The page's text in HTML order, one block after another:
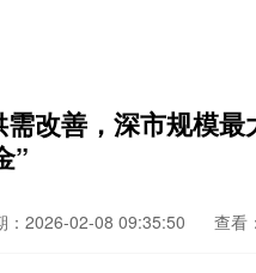
改善，深市规模最
”
：2026-02-08 09:35:50 查看